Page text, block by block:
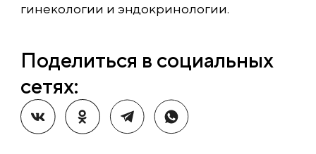
гинекологии и эндокринологии.
Поделиться в социальных
сетях: